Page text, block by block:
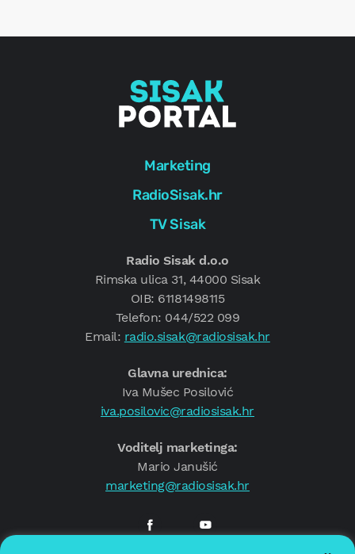
Marketing
RadioSisak.hr
TV Sisak
Radio Sisak d.o.o
Rimska ulica 31, 44000 Sisak
OIB: 61181498115
Telefon: 044/522 099
Email: radio.sisak@radiosisak.hr
Glavna urednica:
Iva Mušec Posilović
iva.posilovic@radiosisak.hr
Voditelj marketinga:
Mario Janušić
marketing@radiosisak.hr